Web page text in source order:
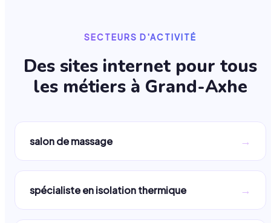
SECTEURS D'ACTIVITÉ
Des sites internet pour tous
les métiers à Grand-Axhe
salon de massage →
spécialiste en isolation thermique →